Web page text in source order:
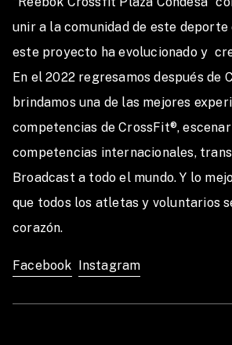
unir a la comunidad de este deporte
este proyecto ha evolucionado y
En el 2022 regresamos después de
brindamos una de las mejores
competencias de CrossFit®,
competencias internacionales,
Broadcast a todo el mundo. Y lo
que todos los atletas y voluntarios
corazón.
Facebook Instagram